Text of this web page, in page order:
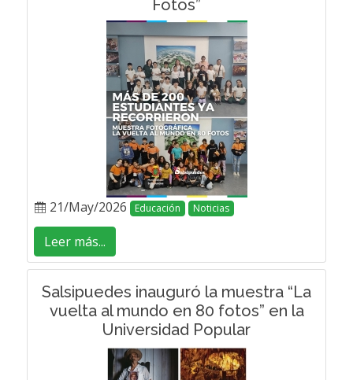
Fotos”
21/May/2026 Educación Noticias
Leer más...
Salsipuedes inauguró la muestra “La
vuelta al mundo en 80 fotos” en la
Universidad Popular